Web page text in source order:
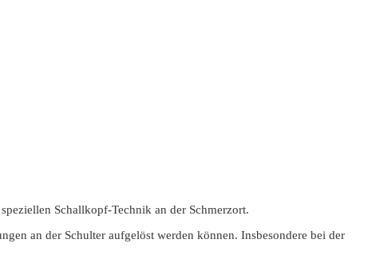
Schallkopf-Technik an der Schmerzort.
an der Schulter aufgelöst werden können. Insbesondere bei der